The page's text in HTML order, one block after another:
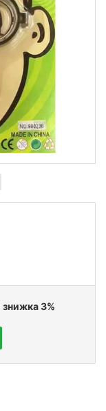
знижка 3%